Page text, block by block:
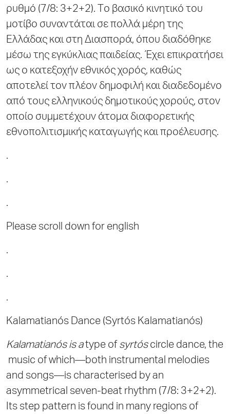
ρυθμό (7/8: 3+2+2). Tο βασικό κινητικό του
μοτίβο συναντάται σε πολλά μέρη της
Ελλάδας και στη Διασπορά, όπου διαδόθηκε
μέσω της εγκύκλιας παιδείας. Έχει επικρατήσει
ως ο κατεξοχήν εθνικός χορός, καθώς
αποτελεί τον πλέον δημοφιλή και διαδεδομένο
από τους ελληνικούς δημοτικούς χορούς, στον
οποίο συμμετέχουν άτομα διαφορετικής
εθνοπολιτισμικής καταγωγής και προέλευσης.
.
.
.
Please scroll down for english
.
.
.
Kalamatianós Dance (Syrtós Kalamatianós)
Kalamatianós is atype of syrtóscircle dance, the
music of which—both instrumental melodies
and songs—is characterised by an
asymmetrical seven-beat rhythm (7/8: 3+2+2).
Its step pattern is found in many regions of